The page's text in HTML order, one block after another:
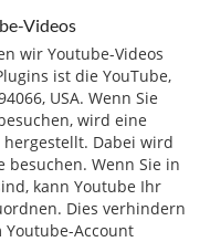
Videos
wir Youtube-Videos
ist die YouTube,
USA. Wenn Sie
wird eine
Dabei wird
besuchen. Wenn Sie in
kann Youtube Ihr
Dies verhindern
Youtube-Account